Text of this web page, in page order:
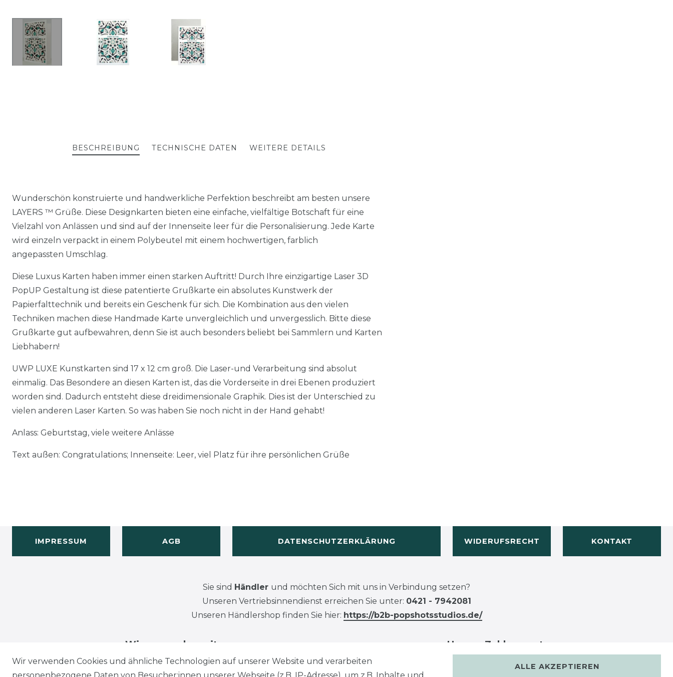
BESCHREIBUNG TECHNISCHE DATEN WEITERE DETAILS
Wunderschön konstruierte und handwerkliche Perfektion beschreibt am besten unsere
LAYERS ™ Grüße. Diese Designkarten bieten eine einfache, vielfältige Botschaft für eine
Vielzahl von Anlässen und sind auf der Innenseite leer für die Personalisierung. Jede Karte
wird einzeln verpackt in einem Polybeutel mit einem hochwertigen, farblich
angepassten Umschlag.
Diese Luxus Karten haben immer einen starken Auftritt! Durch Ihre einzigartige Laser 3D
PopUP Gestaltung ist diese patentierte Grußkarte ein absolutes Kunstwerk der
Papierfalttechnik und bereits ein Geschenk für sich. Die Kombination aus den vielen
Techniken machen diese Handmade Karte unvergleichlich und unvergesslich. Bitte diese
Grußkarte gut aufbewahren, denn Sie ist auch besonders beliebt bei Sammlern und Karten
Liebhabern!
UWP LUXE Kunstkarten sind 17 x 12 cm groß. Die Laser-und Verarbeitung sind absolut
einmalig. Das Besondere an diesen Karten ist, das die Vorderseite in drei Ebenen produziert
worden sind. Dadurch entsteht diese dreidimensionale Graphik. Dies ist der Unterschied zu
vielen anderen Laser Karten. So was haben Sie noch nicht in der Hand gehabt!
Anlass: Geburtstag, viele weitere Anlässe
Text außen: Congratulations; Innenseite: Leer, viel Platz für ihre persönlichen Grüße
IMPRESSUM AGB DATENSCHUTZERKLÄRUNG WIDERUFSRECHT KONTAKT
Sie sind Händler und möchten Sich mit uns in Verbindung setzen?
Unseren Vertriebsinnendienst erreichen Sie unter: 0421 - 7942081
Unseren Händlershop finden Sie hier: https://b2b-popshotsstudios.de/
Wir versenden mit Unsere Zahlungsarten
Wir verwenden Cookies und ähnliche Technologien auf unserer Website und verarbeiten
ALLE AKZEPTIEREN